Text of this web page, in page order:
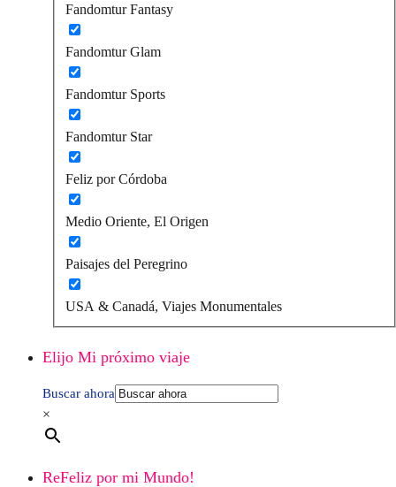
Fandomtur Fantasy
Fandomtur Glam
Fandomtur Sports
Fandomtur Star
Feliz por Córdoba
Medio Oriente, El Origen
Paisajes del Peregrino
USA & Canadá, Viajes Monumentales
Elijo Mi próximo viaje
Buscar ahora
×
ReFeliz por mi Mundo!